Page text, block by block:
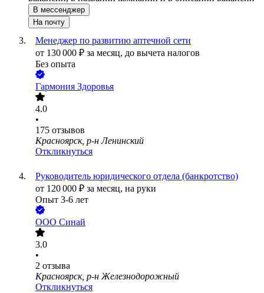
В мессенджер
На почту
Менеджер по развитию аптечной сети
от 130 000 ₽ за месяц, до вычета налогов
Без опыта
Гармония Здоровья
4.0
•
175 отзывов
Красноярск, р-н Ленинский
Откликнуться
Руководитель юридического отдела (банкротство)
от 120 000 ₽ за месяц, на руки
Опыт 3-6 лет
ООО Синай
3.0
•
2 отзыва
Красноярск, р-н Железнодорожный
Откликнуться